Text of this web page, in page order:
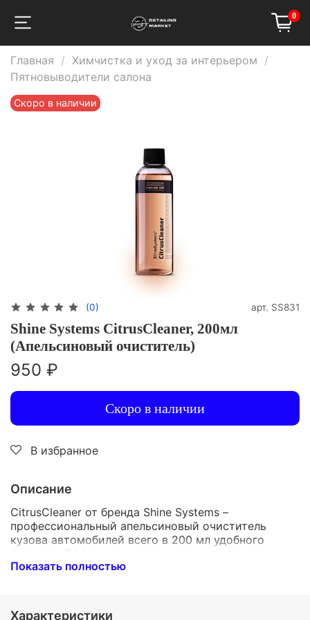
0
Главная
Химчистка и уход за интерьером
Пятновыводители салона
Скоро в наличии
(0) арт. SS831
Shine Systems CitrusCleaner, 200мл
(Апельсиновый очиститель)
950 ₽
Скоро в наличии
В избранное
Описание
CitrusCleaner от бренда Shine Systems –
профессиональный апельсиновый очиститель
кузова автомобилей всего в 200 мл удобного
смолу, следы насекомых и битумные пятна. Не
транспортировке и использовании даже в
Показать полностью
Характеристики